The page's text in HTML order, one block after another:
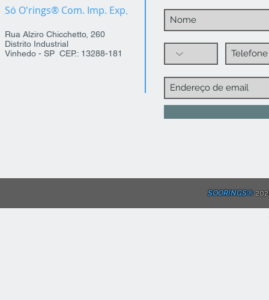
Só O'rings® Com. Imp. Exp.
Rua Alziro Chicchetto, 260
Distrito Industrial
Vinhedo - SP CEP.: 13288-181
SOORINGS®